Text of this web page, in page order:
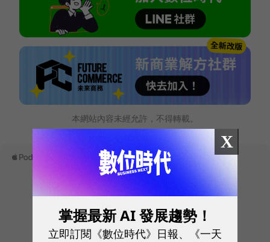
本網站內容未經允許，不得轉載。
X
掌握最新 AI 發展趨勢！
立即訂閱《數位時代》日報、《一天